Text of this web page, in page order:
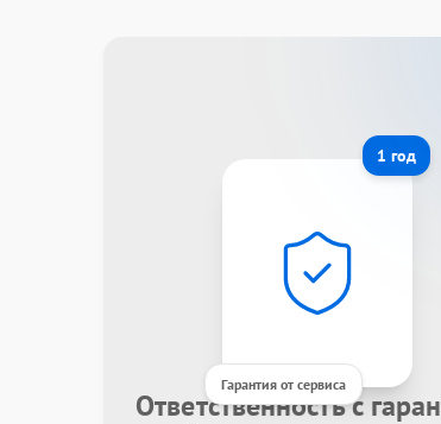
1 год
Гарантия от сервиса
Ответственность с